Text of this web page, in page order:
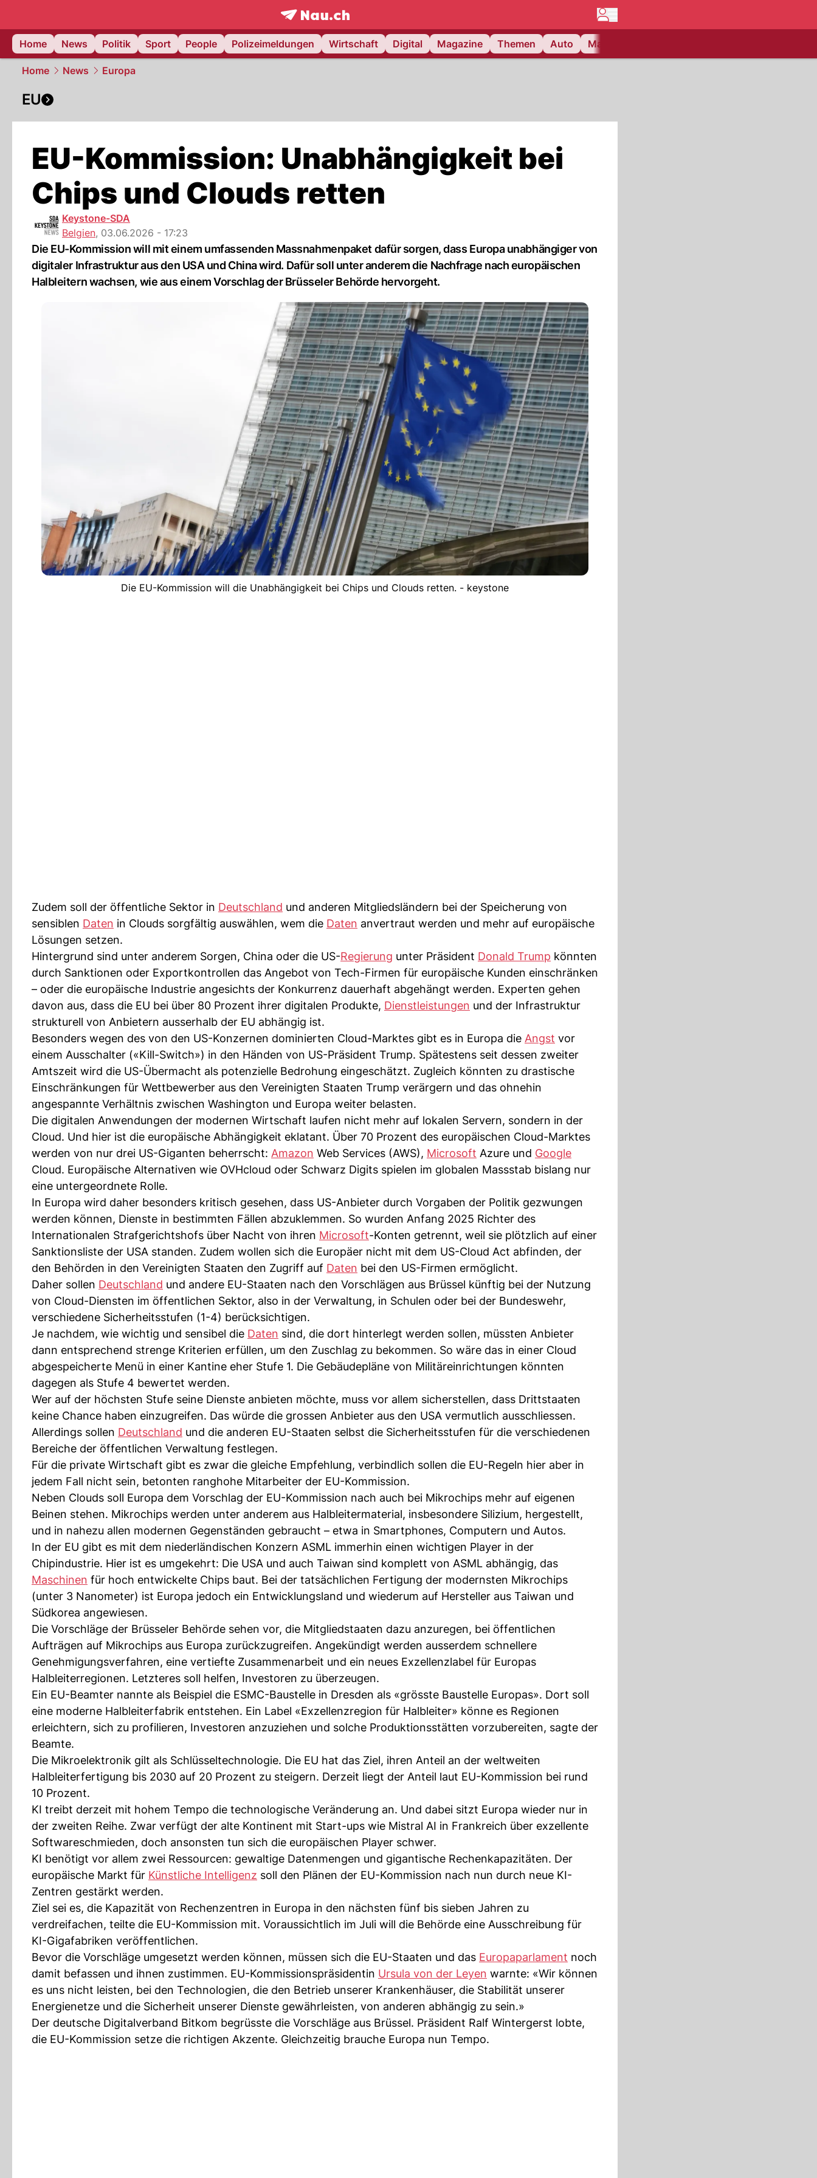
frontpage.NAU.ch
Home
News Politik Sport People Polizeimeldungen Wirtschaft Digital Magazine Themen Auto Matchcenter
Home News Europa
EU
EU-Kommission: Unabhängigkeit bei
Chips und Clouds retten
Keystone-SDA
Belgien, 03.06.2026 - 17:23
Die EU-Kommission will mit einem umfassenden Massnahmenpaket dafür sorgen, dass Europa unabhängiger von
digitaler Infrastruktur aus den USA und China wird. Dafür soll unter anderem die Nachfrage nach europäischen
Halbleitern wachsen, wie aus einem Vorschlag der Brüsseler Behörde hervorgeht.
Die EU-Kommission will die Unabhängigkeit bei Chips und Clouds retten. - keystone
Zudem soll der öffentliche Sektor in Deutschland und anderen Mitgliedsländern bei der Speicherung von
sensiblen Daten in Clouds sorgfältig auswählen, wem die Daten anvertraut werden und mehr auf europäische
Lösungen setzen.
Hintergrund sind unter anderem Sorgen, China oder die US-Regierung unter Präsident Donald Trump könnten
durch Sanktionen oder Exportkontrollen das Angebot von Tech-Firmen für europäische Kunden einschränken
– oder die europäische Industrie angesichts der Konkurrenz dauerhaft abgehängt werden. Experten gehen
davon aus, dass die EU bei über 80 Prozent ihrer digitalen Produkte, Dienstleistungen und der Infrastruktur
strukturell von Anbietern ausserhalb der EU abhängig ist.
Besonders wegen des von den US-Konzernen dominierten Cloud-Marktes gibt es in Europa die Angst vor
einem Ausschalter («Kill-Switch») in den Händen von US-Präsident Trump. Spätestens seit dessen zweiter
Amtszeit wird die US-Übermacht als potenzielle Bedrohung eingeschätzt. Zugleich könnten zu drastische
Einschränkungen für Wettbewerber aus den Vereinigten Staaten Trump verärgern und das ohnehin
angespannte Verhältnis zwischen Washington und Europa weiter belasten.
Die digitalen Anwendungen der modernen Wirtschaft laufen nicht mehr auf lokalen Servern, sondern in der
Cloud. Und hier ist die europäische Abhängigkeit eklatant. Über 70 Prozent des europäischen Cloud-Marktes
werden von nur drei US-Giganten beherrscht: Amazon Web Services (AWS), Microsoft Azure und Google
Cloud. Europäische Alternativen wie OVHcloud oder Schwarz Digits spielen im globalen Massstab bislang nur
eine untergeordnete Rolle.
In Europa wird daher besonders kritisch gesehen, dass US-Anbieter durch Vorgaben der Politik gezwungen
werden können, Dienste in bestimmten Fällen abzuklemmen. So wurden Anfang 2025 Richter des
Internationalen Strafgerichtshofs über Nacht von ihren Microsoft-Konten getrennt, weil sie plötzlich auf einer
Sanktionsliste der USA standen. Zudem wollen sich die Europäer nicht mit dem US-Cloud Act abfinden, der
den Behörden in den Vereinigten Staaten den Zugriff auf Daten bei den US-Firmen ermöglicht.
Daher sollen Deutschland und andere EU-Staaten nach den Vorschlägen aus Brüssel künftig bei der Nutzung
von Cloud-Diensten im öffentlichen Sektor, also in der Verwaltung, in Schulen oder bei der Bundeswehr,
verschiedene Sicherheitsstufen (1-4) berücksichtigen.
Je nachdem, wie wichtig und sensibel die Daten sind, die dort hinterlegt werden sollen, müssten Anbieter
dann entsprechend strenge Kriterien erfüllen, um den Zuschlag zu bekommen. So wäre das in einer Cloud
abgespeicherte Menü in einer Kantine eher Stufe 1. Die Gebäudepläne von Militäreinrichtungen könnten
dagegen als Stufe 4 bewertet werden.
Wer auf der höchsten Stufe seine Dienste anbieten möchte, muss vor allem sicherstellen, dass Drittstaaten
keine Chance haben einzugreifen. Das würde die grossen Anbieter aus den USA vermutlich ausschliessen.
Allerdings sollen Deutschland und die anderen EU-Staaten selbst die Sicherheitsstufen für die verschiedenen
Bereiche der öffentlichen Verwaltung festlegen.
Für die private Wirtschaft gibt es zwar die gleiche Empfehlung, verbindlich sollen die EU-Regeln hier aber in
jedem Fall nicht sein, betonten ranghohe Mitarbeiter der EU-Kommission.
Neben Clouds soll Europa dem Vorschlag der EU-Kommission nach auch bei Mikrochips mehr auf eigenen
Beinen stehen. Mikrochips werden unter anderem aus Halbleitermaterial, insbesondere Silizium, hergestellt,
und in nahezu allen modernen Gegenständen gebraucht – etwa in Smartphones, Computern und Autos.
In der EU gibt es mit dem niederländischen Konzern ASML immerhin einen wichtigen Player in der
Chipindustrie. Hier ist es umgekehrt: Die USA und auch Taiwan sind komplett von ASML abhängig, das
Maschinen für hoch entwickelte Chips baut. Bei der tatsächlichen Fertigung der modernsten Mikrochips
(unter 3 Nanometer) ist Europa jedoch ein Entwicklungsland und wiederum auf Hersteller aus Taiwan und
Südkorea angewiesen.
Die Vorschläge der Brüsseler Behörde sehen vor, die Mitgliedstaaten dazu anzuregen, bei öffentlichen
Aufträgen auf Mikrochips aus Europa zurückzugreifen. Angekündigt werden ausserdem schnellere
Genehmigungsverfahren, eine vertiefte Zusammenarbeit und ein neues Exzellenzlabel für Europas
Halbleiterregionen. Letzteres soll helfen, Investoren zu überzeugen.
Ein EU-Beamter nannte als Beispiel die ESMC-Baustelle in Dresden als «grösste Baustelle Europas». Dort soll
eine moderne Halbleiterfabrik entstehen. Ein Label «Exzellenzregion für Halbleiter» könne es Regionen
erleichtern, sich zu profilieren, Investoren anzuziehen und solche Produktionsstätten vorzubereiten, sagte der
Beamte.
Die Mikroelektronik gilt als Schlüsseltechnologie. Die EU hat das Ziel, ihren Anteil an der weltweiten
Halbleiterfertigung bis 2030 auf 20 Prozent zu steigern. Derzeit liegt der Anteil laut EU-Kommission bei rund
10 Prozent.
KI treibt derzeit mit hohem Tempo die technologische Veränderung an. Und dabei sitzt Europa wieder nur in
der zweiten Reihe. Zwar verfügt der alte Kontinent mit Start-ups wie Mistral AI in Frankreich über exzellente
Softwareschmieden, doch ansonsten tun sich die europäischen Player schwer.
KI benötigt vor allem zwei Ressourcen: gewaltige Datenmengen und gigantische Rechenkapazitäten. Der
europäische Markt für Künstliche Intelligenz soll den Plänen der EU-Kommission nach nun durch neue KI-
Zentren gestärkt werden.
Ziel sei es, die Kapazität von Rechenzentren in Europa in den nächsten fünf bis sieben Jahren zu
verdreifachen, teilte die EU-Kommission mit. Voraussichtlich im Juli will die Behörde eine Ausschreibung für
KI-Gigafabriken veröffentlichen.
Bevor die Vorschläge umgesetzt werden können, müssen sich die EU-Staaten und das Europaparlament noch
damit befassen und ihnen zustimmen. EU-Kommissionspräsidentin Ursula von der Leyen warnte: «Wir können
es uns nicht leisten, bei den Technologien, die den Betrieb unserer Krankenhäuser, die Stabilität unserer
Energienetze und die Sicherheit unserer Dienste gewährleisten, von anderen abhängig zu sein.»
Der deutsche Digitalverband Bitkom begrüsste die Vorschläge aus Brüssel. Präsident Ralf Wintergerst lobte,
die EU-Kommission setze die richtigen Akzente. Gleichzeitig brauche Europa nun Tempo.